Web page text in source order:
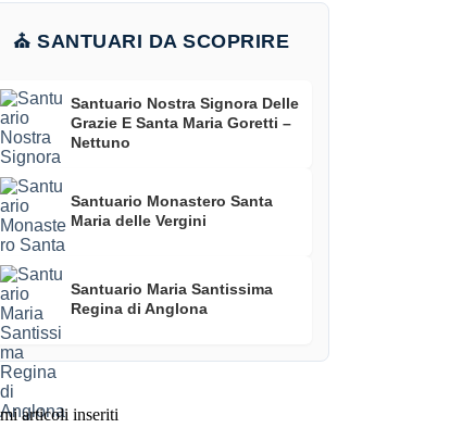
⛪ SANTUARI DA SCOPRIRE
Santuario Nostra Signora Delle
Grazie E Santa Maria Goretti –
Nettuno
Santuario Monastero Santa
Maria delle Vergini
Santuario Maria Santissima
Regina di Anglona
articoli inseriti